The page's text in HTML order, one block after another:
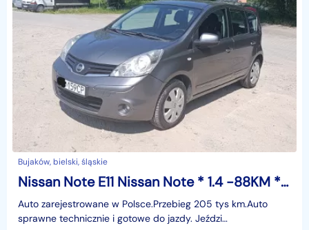
Bujaków, bielski, śląskie
Nissan Note E11 Nissan Note * 1.4 -88KM *Sprawna Klima * Gotowy do jazdy*
Auto zarejestrowane w Polsce.Przebieg 205 tys km.Auto
sprawne technicznie i gotowe do jazdy. Jeździ